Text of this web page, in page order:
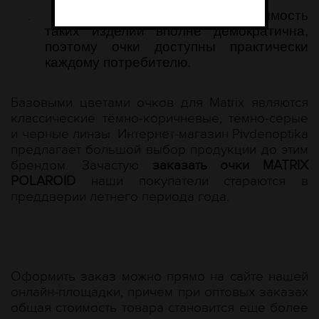
стоимость
таких изделий вполне демократична,
поэтому очки доступны практически
каждому потребителю.
Базовыми цветами очков для Matrix являются
классические тёмно-коричневые, тёмно-серые
и черные линзы. Интернет-магазин Рivdenoptika
предлагает большой выбор продукции до этим
брендом. Зачастую
заказать очки MATRIX
POLAROID
наши покупатели стараются в
преддверии летнего периода года.
Оформить заказ можно прямо на сайте нашей
онлайн-площадки, причем при оптовых заказах
общая стоимость товара становится еще более